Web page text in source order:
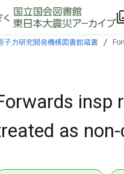
子力研究開発機構図書館蔵書
insp
as